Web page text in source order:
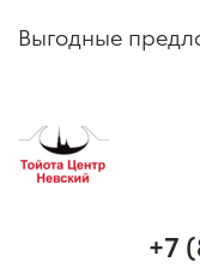
Записаться на
Выгодные